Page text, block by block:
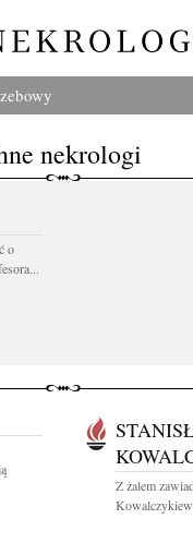
nekrologi
o
Z żalem